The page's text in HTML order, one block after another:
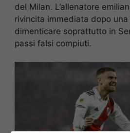
del Milan. L’allenatore
rivincita immediata dopo
dimenticare soprattutto in
passi falsi compiuti.